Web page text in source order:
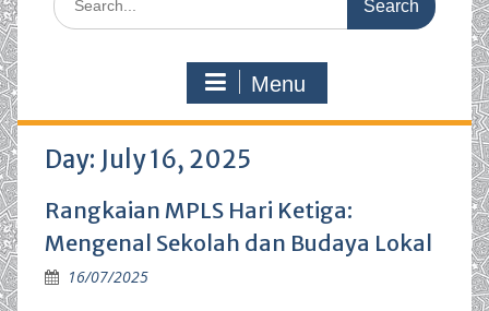
for:
Menu
Day: July 16, 2025
Rangkaian MPLS Hari Ketiga:
Mengenal Sekolah dan Budaya Lokal
16/07/2025